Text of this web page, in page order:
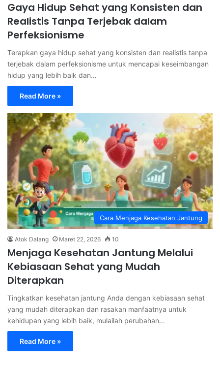
Gaya Hidup Sehat yang Konsisten dan
Realistis Tanpa Terjebak dalam
Perfeksionisme
Terapkan gaya hidup sehat yang konsisten dan realistis tanpa
terjebak dalam perfeksionisme untuk mencapai keseimbangan
hidup yang lebih baik dan…
Read More »
Cara Menjaga Kesehatan Jantung
Atok Dalang Maret 22, 2026 10
Menjaga Kesehatan Jantung Melalui
Kebiasaan Sehat yang Mudah
Diterapkan
Tingkatkan kesehatan jantung Anda dengan kebiasaan sehat
yang mudah diterapkan dan rasakan manfaatnya untuk
kehidupan yang lebih baik, mulailah perubahan…
Read More »